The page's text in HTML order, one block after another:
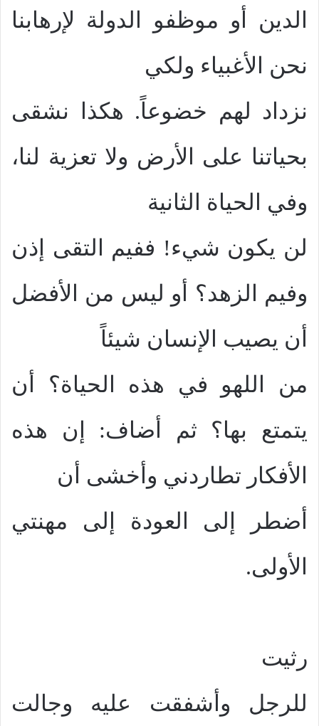
الدين أو موظفو الدولة لإرهابنا
نحن الأغبياء ولكي
نزداد لهم خضوعاً. هكذا نشقى
بحياتنا على الأرض ولا تعزية لنا،
وفي الحياة الثانية
لن يكون شيء! ففيم التقى إذن
وفيم الزهد؟ أو ليس من الأفضل
أن يصيب الإنسان شيئاً
من اللهو في هذه الحياة؟ أن
يتمتع بها؟ ثم أضاف: إن هذه
الأفكار تطاردني وأخشى أن
أضطر إلى العودة إلى مهنتي
الأولى.
رثيت
للرجل وأشفقت عليه وجالت